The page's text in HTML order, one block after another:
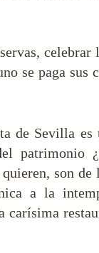
se paga sus
de Sevilla
patrimonio
son de
a la
carísima